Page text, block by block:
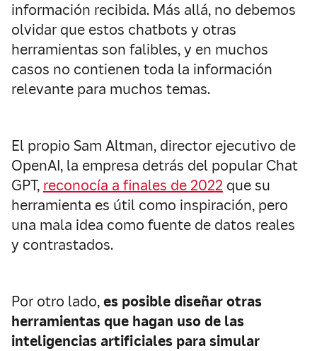
información recibida. Más allá, no debemos
olvidar que estos chatbots y otras
herramientas son falibles, y en muchos
casos no contienen toda la información
relevante para muchos temas.
El propio Sam Altman, director ejecutivo de
OpenAI, la empresa detrás del popular Chat
GPT, reconocía a finales de 2022 que su
herramienta es útil como inspiración, pero
una mala idea como fuente de datos reales
y contrastados.
Por otro lado,es posible diseñar otras
herramientas que hagan uso de las
inteligencias artificiales para simular